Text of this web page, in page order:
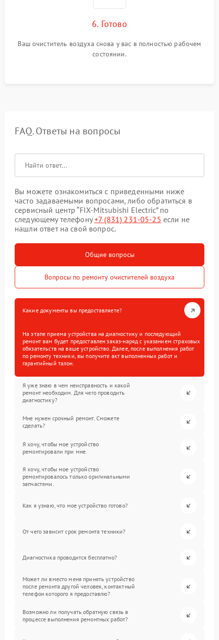
6. Готово
Ваш очиститель воздуха снова у вас в полностью рабочем
состоянии.
FAQ. Ответы на вопросы
Вы можете ознакомиться с приведенными ниже
часто задаваемыми вопросами, либо обратиться в
сервисный центр “FIX-Mitsubishi Electric” по
следующему телефону+7 (831) 231-05-25 если не
нашли ответ на свой вопрос.
Общие вопросы
Вопросы по ремонту очистителей воздуха
Какие документы вы предоставляете?
На этапе приема устройства на диагностику и последующий
ремонт вам будет предоставлен заказ-наряд с указанием страховых
обязательств на ваше устройство. Далее, после выполнения работ
по ремонту техники, вы получите акт выполненных работ и
гарантийный талон.
Я уже знаю в чем неисправность и какой
ремонт необходим. Для чего проводить
диагностику?
Мне нужен срочный ремонт. Сможете
сделать?
Я хочу, чтобы мое устройство
ремонтировали при мне.
Я хочу, чтобы мое устройство
ремонтировалось только оригинальными
запчастями.
Как я узнаю, что мое устройство готово?
От чего зависит срок ремонта техники?
Диагностика проводится бесплатно?
Может ли вместо меня принять устройство
после ремонта другой человек, контактный
телефон которого я предоставлю?
Возможно ли получать обратную связь в
процессе выполнения ремонтных работ?